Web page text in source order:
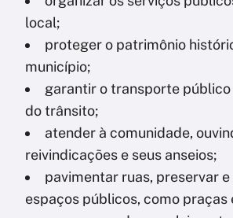
local;
proteger o patrimônio
município;
garantir o transporte público
do trânsito;
atender à comunidade,
reivindicações e seus anseios;
pavimentar ruas, preservar
espaços públicos, como praças